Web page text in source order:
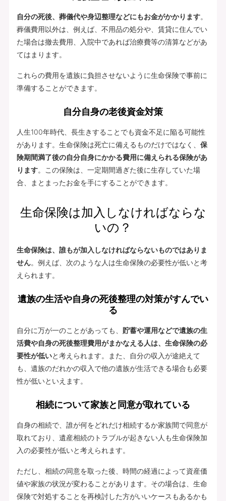
自分の死後、葬儀代や身辺整理などにもお金がかかります。
葬儀費用以外は、例えば、不用品の処分や、賃貸に住んでい
た場合は撤去費用、入院中であれば治療費等の清算などがあ
てはまります。
これらの費用を遺族に負担させないように生命保険で事前に
準備することができます。
自分自身の老後資金対策
人生100年時代、長生きすることでも資金不足に陥る可能性
があります。生命保険は死亡に備えるものだけではなく、 保
険期間満了後の自分自身にかかる費用に備えられる保険があ
ります。この保険は、一定期間過ぎた後に生存していた場
合、まとまったお金を手にすることができます。
生命保険は加入しなければならな
いの？
生命保険は、誰もが加入しなければならないものではありま
せん。例えば、次のような人は生命保険の必要性が低いと考
えられます。
遺族の生活や自身の死後整理の対策がすんでい
る
自分に万が一のことがあっても、 貯蓄や運用などで遺族の生
活費や自身の死後整理費用がまかなえる人は、生命保険の必
要性が低いと考えられます。また、自分の収入が途絶えて
も、遺族のだれかの収入で他の遺族が生活できる場合も必要
性が低いといえます。
相続について家族と同意が取れている
自身の相続で、誰が何をどれだけ相続するか家族間で同意が
取れており、遺産相続のトラブルが起きない人も生命保険加
入の必要性が低いと考えられます。
ただし、相続の同意を取った後、時間の経過によって資産価
値や家族の状況が変わることがあります。その場合は、生命
保険で対処することを再検討した方がいいケースもあるかも